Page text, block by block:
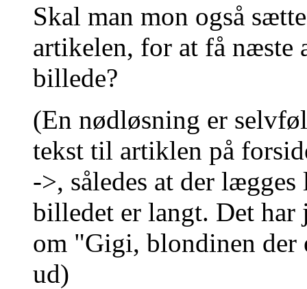
Skal man mon også
artikelen, for at få næste
billede?
(En nødløsning er
tekst til artiklen på
->, således at der lægges
billedet er langt. Det har
om "Gigi, blondinen der
ud)